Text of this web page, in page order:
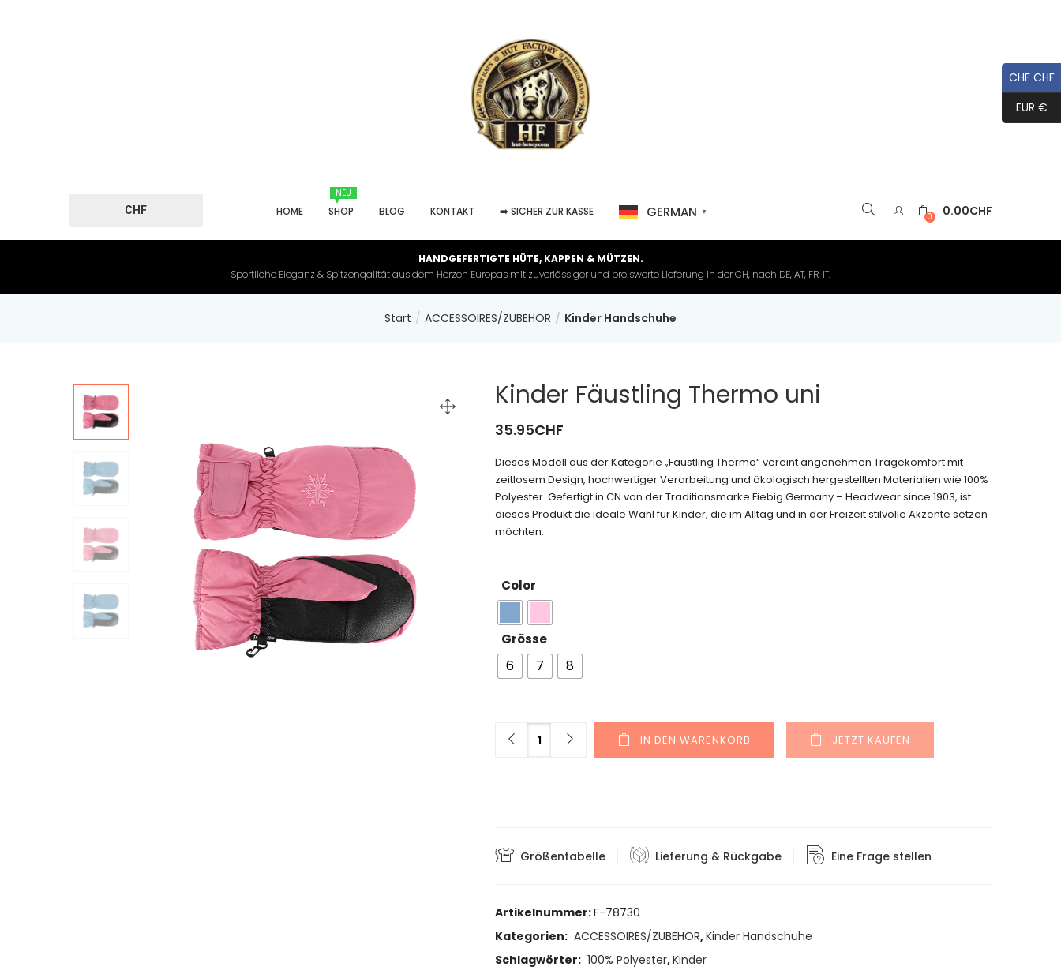
CHF HOME
NEU
SHOP BLOG KONTAKT ➡️ SICHER ZUR KASSE GERMAN ▼ 0 0.00CHF
HANDGEFERTIGTE HÜTE, KAPPEN & MÜTZEN.
Sportliche Eleganz & Spitzenqalität aus dem Herzen Europas mit zuverlässiger und preiswerte Lieferung in der CH, nach DE, AT, FR, IT.
Start ACCESSOIRES/ZUBEHÖR Kinder Handschuhe
Kinder Fäustling Thermo uni
35.95CHF
Dieses Modell aus der Kategorie „Fäustling Thermo“ vereint angenehmen Tragekomfort mit
zeitlosem Design, hochwertiger Verarbeitung und ökologisch hergestellten Materialien wie 100%
Polyester. Gefertigt in CN von der Traditionsmarke Fiebig Germany – Headwear since 1903, ist
dieses Produkt die ideale Wahl für Kinder, die im Alltag und in der Freizeit stilvolle Akzente setzen
möchten.
Color
Grösse
6 7 8
Menge
IN DEN WARENKORB JETZT KAUFEN
Größentabelle Lieferung & Rückgabe Eine Frage stellen
Artikelnummer:F-78730
Kategorien: ACCESSOIRES/ZUBEHÖR,Kinder Handschuhe
Schlagwörter: 100% Polyester,Kinder
CHF CHF
EUR €